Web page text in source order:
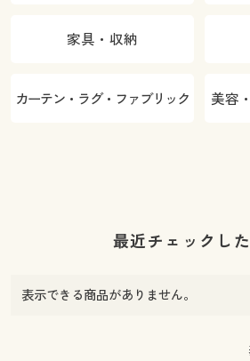
家具・収納
カーテン・ラグ・ファブリック 美容
最近チェックし
表示できる商品がありません。